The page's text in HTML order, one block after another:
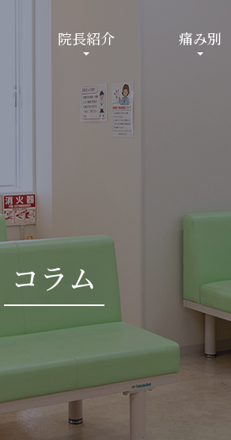
院長紹介 痛み別
コラム